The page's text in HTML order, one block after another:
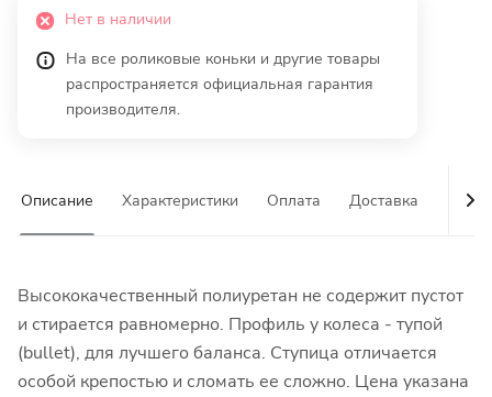
Нет в наличии
На все роликовые коньки и другие товары
распространяется официальная гарантия
производителя.
Описание Характеристики Оплата Доставка
Высококачественный полиуретан не содержит пустот
и стирается равномерно. Профиль у колеса - тупой
(bullet), для лучшего баланса. Ступица отличается
особой крепостью и сломать ее сложно. Цена указана